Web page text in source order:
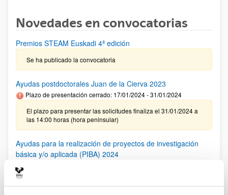
Novedades en convocatorias
Premios STEAM Euskadi 4ª edición
Se ha publicado la convocatoria
Ayudas postdoctorales Juan de la Cierva 2023
Plazo de presentación cerrado: 17/01/2024 - 31/01/2024
El plazo para presentar las solicitudes finaliza el 31/01/2024 a
las 14:00 horas (hora peninsular)
Ayudas para la realización de proyectos de investigación
básica y/o aplicada (PIBA) 2024